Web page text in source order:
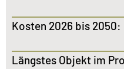
Kosten 2026 bis 2050:
Längstes Objekt im